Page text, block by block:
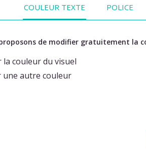
COULEUR TEXTE POLICE
de modifier gratuitement la
la couleur du visuel
une autre couleur